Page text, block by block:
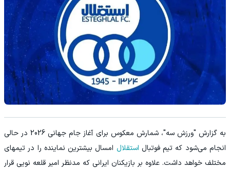
به گزارش "ورزش سه"، شمارش معکوس برای آغاز جام جهانی 2026 در حالی
انجام می‌شود که تیم فوتبال استقلال امسال بیشترین نماینده را در تیمهای
مختلف خواهد داشت. علاوه بر بازیکنان ایرانی که مدنظر امیر قلعه نویی قرار